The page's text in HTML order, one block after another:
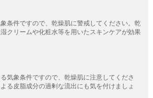
条件ですので、乾燥肌に警戒してください。乾
クリームや化粧水等を用いたスキンケアが効果
気象条件ですので、乾燥肌に注意してくださ
る皮脂成分の過剰な流出にも気を付けましょ